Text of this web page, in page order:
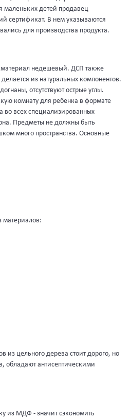
маленьких детей продавец
сертификат. В нем указываются
для производства продукта.
материал недешевый. ДСП также
из натуральных компонентов.
отсутствуют острые углы.
комнату для ребенка в формате
во всех специализированных
Предметы не должны быть
много пространства. Основные
материалов:
из цельного дерева стоит дорого, но
обладают антисептическими
из МДФ - значит сэкономить